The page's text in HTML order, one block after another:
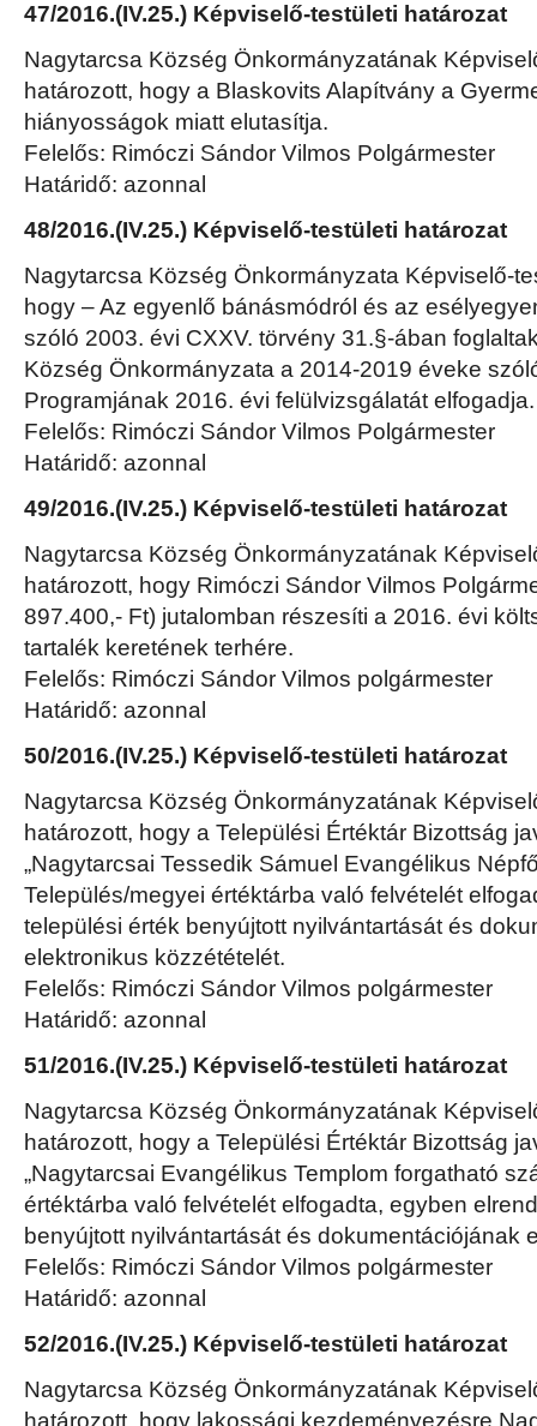
47/2016.(IV.25.) Képviselő-testületi határozat
Nagytarcsa Község Önkormányzatának
határozott, hogy a Blaskovits Alapítvány a
hiányosságok miatt elutasítja.
Felelős: Rimóczi Sándor Vilmos Polgármester
Határidő: azonnal
48/2016.(IV.25.) Képviselő-testületi határozat
Nagytarcsa Község Önkormányzata Képviselő-
hogy – Az egyenlő bánásmódról és az
szóló 2003. évi CXXV. törvény 31.§-ában
Község Önkormányzata a 2014-2019 éveke
Programjának 2016. évi felülvizsgálatát elfogadja.
Felelős: Rimóczi Sándor Vilmos Polgármester
Határidő: azonnal
49/2016.(IV.25.) Képviselő-testületi határozat
Nagytarcsa Község Önkormányzatának
határozott, hogy Rimóczi Sándor Vilmos
897.400,- Ft) jutalomban részesíti a 2016. évi
tartalék keretének terhére.
Felelős: Rimóczi Sándor Vilmos polgármester
Határidő: azonnal
50/2016.(IV.25.) Képviselő-testületi határozat
Nagytarcsa Község Önkormányzatának
határozott, hogy a Települési Értéktár Bizottság
„Nagytarcsai Tessedik Sámuel Evangélikus
Település/megyei értéktárba való felvételét
települési érték benyújtott nyilvántartását és
elektronikus közzétételét.
Felelős: Rimóczi Sándor Vilmos polgármester
Határidő: azonnal
51/2016.(IV.25.) Képviselő-testületi határozat
Nagytarcsa Község Önkormányzatának
határozott, hogy a Települési Értéktár Bizottság
„Nagytarcsai Evangélikus Templom forgatható
értéktárba való felvételét elfogadta, egyben
benyújtott nyilvántartását és dokumentációjának
Felelős: Rimóczi Sándor Vilmos polgármester
Határidő: azonnal
52/2016.(IV.25.) Képviselő-testületi határozat
Nagytarcsa Község Önkormányzatának
határozott, hogy lakossági kezdeményezésre